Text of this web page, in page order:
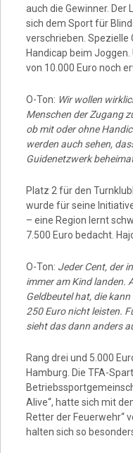
auch die Gewinner. Der
sich dem Sport für
verschrieben. Spezielle
Handicap beim
von 10.000 Euro noch
O-Ton: Wir wollen
Menschen der Zugang
ob mit oder ohne
werden auch sehen,
Guidenetzwerk
Platz 2 für den
wurde für seine
– eine Region lernt
7.500 Euro bedacht.
O-Ton: Jeder Cent, der
immer am Kind landen.
Geldbeutel hat, die
250 Euro nicht leisten.
sieht das dann anders
Rang drei und 5.000
Hamburg. Die TFA-
Alive“, hatte sich mit
Retter der Feuerwehr“
halten sich so